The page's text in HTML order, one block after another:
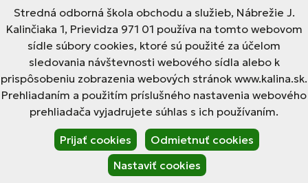
Stredná odborná škola obchodu a služieb, Nábrežie J.
Kalinčiaka 1, Prievidza 971 01 používa na tomto webovom
sídle súbory cookies, ktoré sú použité za účelom
sledovania návštevnosti webového sídla alebo k
prispôsobeniu zobrazenia webových stránok www.kalina.sk.
Prehliadaním a použitím príslušného nastavenia webového
prehliadača vyjadrujete súhlas s ich používaním.
Prijať cookies
Odmietnuť cookies
Nastaviť cookies